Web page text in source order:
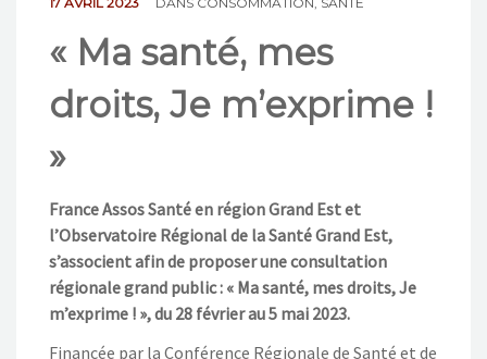
« Ma santé, mes
droits, Je m’exprime !
»
France Assos Santé en région Grand Est et
l’Observatoire Régional de la Santé Grand Est,
s’associent afin de proposer une consultation
régionale grand public : « Ma santé, mes droits, Je
m’exprime ! », du 28 février au 5 mai 2023.
Financée par la Conférence Régionale de Santé et de